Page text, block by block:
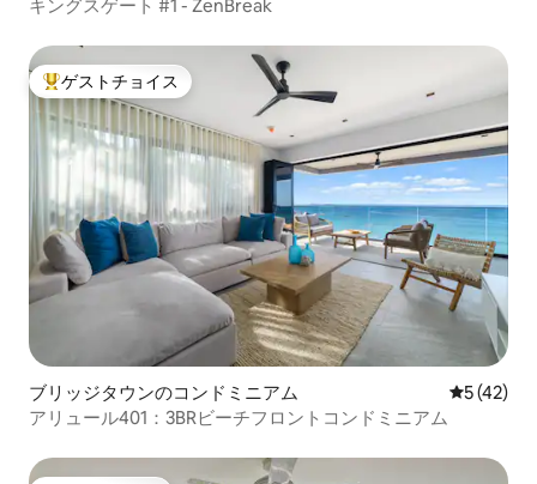
キングスゲート #1 - ZenBreak
大好評のゲストチョイスです。
ゲストチョイス
ブリッジタウンのコンドミニアム レビュー
5 (42)
アリュール401：3BRビーチフロントコンドミニアム